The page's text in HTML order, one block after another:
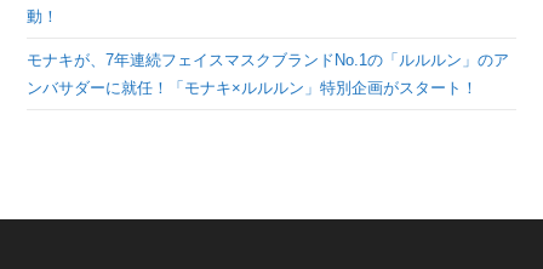
動！
モナキが、7年連続フェイスマスクブランドNo.1の「ルルルン」のア
ンバサダーに就任！「モナキ×ルルルン」特別企画がスタート！